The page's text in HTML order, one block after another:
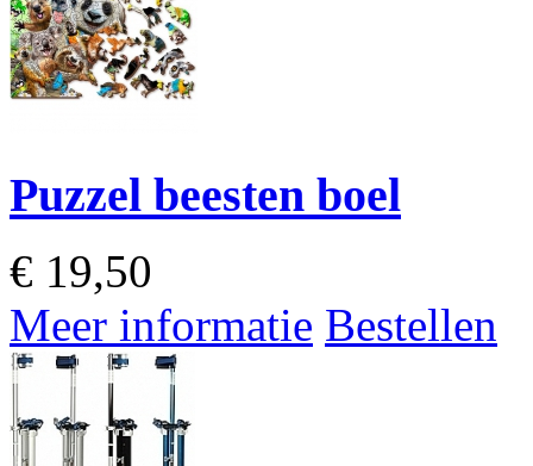
Puzzel beesten boel
€ 19,50
Meer informatie Bestellen